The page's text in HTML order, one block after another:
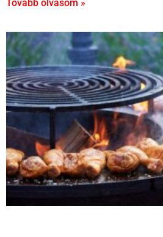
Tovább olvasom »